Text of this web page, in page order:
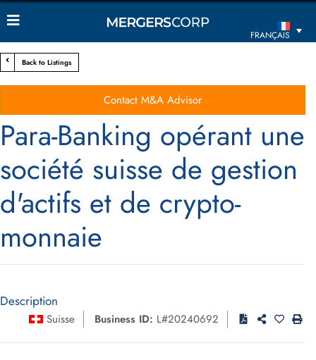
FRANÇAIS
Back to Listings
Contact M&A Advisor
Para-Banking opérant une
société suisse de gestion
d'actifs et de crypto-
monnaie
Description
Suisse Business ID: L#20240692